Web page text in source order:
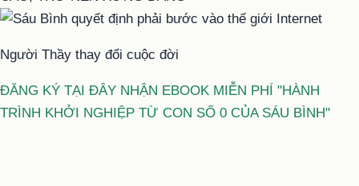
Người Thầy thay đổi cuộc đời
ĐĂNG KÝ TẠI ĐÂY NHẬN EBOOK MIỄN PHÍ "HÀNH
TRÌNH KHỞI NGHIỆP TỪ CON SỐ 0 CỦA SÁU BÌNH"